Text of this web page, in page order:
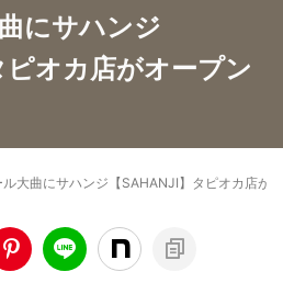
にサハンジ
ピオカ店がオープン
ル大曲にサハンジ【SAHANJI】タピオカ店が